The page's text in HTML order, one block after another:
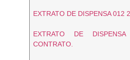
EXTRATO DE DISPENSA 012
EXTRATO DE
CONTRATO.